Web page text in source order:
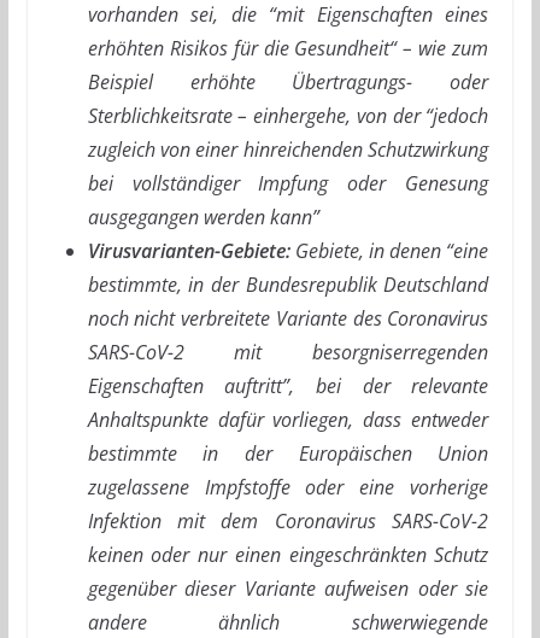
vorhanden sei, die “mit Eigenschaften eines
erhöhten Risikos für die Gesundheit“ – wie zum
Beispiel erhöhte Übertragungs- oder
Sterblichkeitsrate – einhergehe, von der “jedoch
zugleich von einer hinreichenden Schutzwirkung
bei vollständiger Impfung oder Genesung
ausgegangen werden kann”
Virusvarianten-Gebiete:Gebiete, in denen “eine
bestimmte, in der Bundesrepublik Deutschland
noch nicht verbreitete Variante des Coronavirus
SARS-CoV-2 mit besorgniserregenden
Eigenschaften auftritt”, bei der relevante
Anhaltspunkte dafür vorliegen, dass entweder
bestimmte in der Europäischen Union
zugelassene Impfstoffe oder eine vorherige
Infektion mit dem Coronavirus SARS-CoV-2
keinen oder nur einen eingeschränkten Schutz
gegenüber dieser Variante aufweisen oder sie
andere ähnlich schwerwiegende